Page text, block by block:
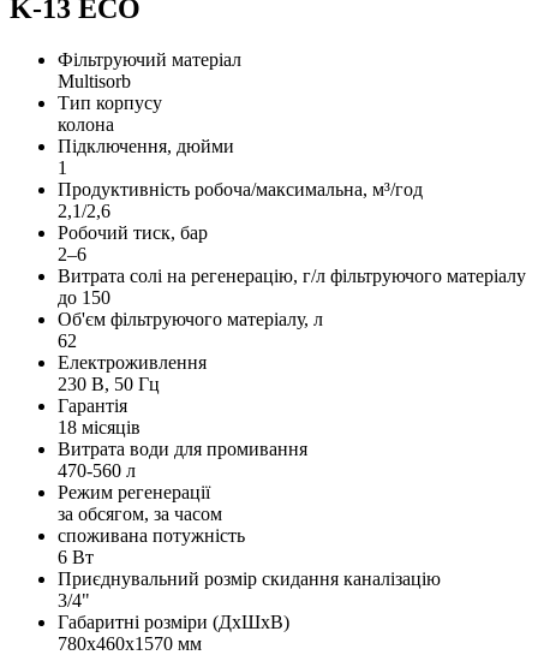
K-13 ECO
Фільтруючий матеріал
Multisorb
Тип корпусу
колона
Підключення, дюйми
1
Продуктивність робоча/максимальна, м³/год
2,1/2,6
Робочий тиск, бар
2–6
Витрата солі на регенерацію, г/л фільтруючого матеріалу
до 150
Об'єм фільтруючого матеріалу, л
62
Електроживлення
230 В, 50 Гц
Гарантія
18 місяців
Витрата води для промивання
470-560 л
Режим регенерації
за обсягом, за часом
споживана потужність
6 Вт
Приєднувальний розмір скидання каналізацію
3/4"
Габаритні розміри (ДхШхВ)
780х460х1570 мм